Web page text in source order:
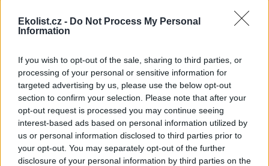
Ekolist.cz - Do Not Process My Personal
Information
If you wish to opt-out of the sale, sharing to third parties, or
processing of your personal or sensitive information for
targeted advertising by us, please use the below opt-out
section to confirm your selection. Please note that after your
opt-out request is processed you may continue seeing
interest-based ads based on personal information utilized by
us or personal information disclosed to third parties prior to
your opt-out. You may separately opt-out of the further
disclosure of your personal information by third parties on the
tam, kde se lidé z bytových domů dívají na nižší
lepenkové a na 80 stupňů přehřáté plochy
nepohádají kvůli venčení psů a jiným blbostem :-))
4/ Drobný dárek pro hmyz všeho druhu
5/ Je to hezké a způsobuje to dobrý pocit -
nezanedbatelný benefit :-)
Odpovědět
JS Jiří Svoboda 29.6.2026 14:35
Reaguje na Jindřich Duras